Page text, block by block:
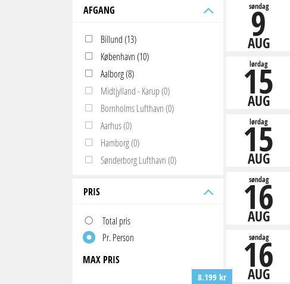
AFGANG
Billund (13)
København (10)
Aalborg (8)
Midtjylland - Karup (0)
Bornholms Lufthavn (0)
Aarhus (0)
Hamborg (0)
Sønderborg Lufthavn (0)
PRIS
Total pris
Pr. Person
MAX PRIS
8.199 kr
søndag
9
AUG
lørdag
15
AUG
lørdag
15
AUG
søndag
16
AUG
søndag
16
AUG